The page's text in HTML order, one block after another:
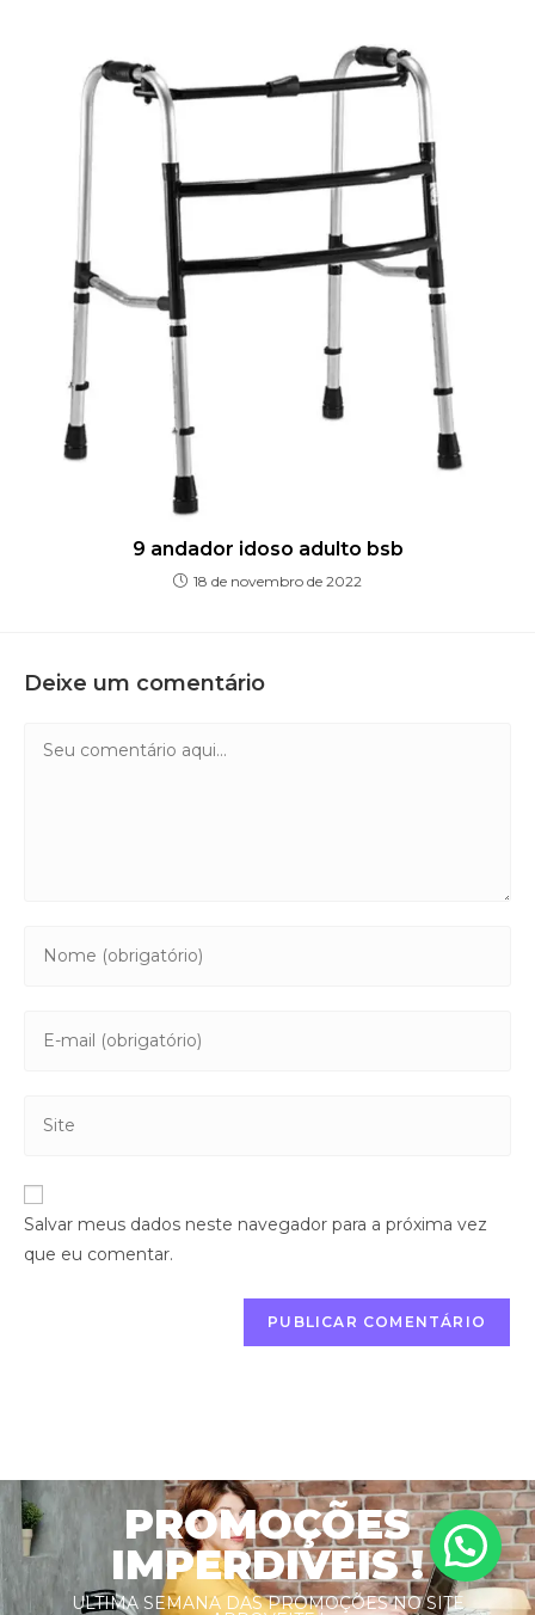
9 andador idoso adulto bsb
18 de novembro de 2022
Deixe um comentário
Salvar meus dados neste navegador para a próxima vez
que eu comentar.
PROMOÇÕES
IMPERDIVEIS !
ULTIMA SEMANA DAS PROMOÇÕES NO SITE